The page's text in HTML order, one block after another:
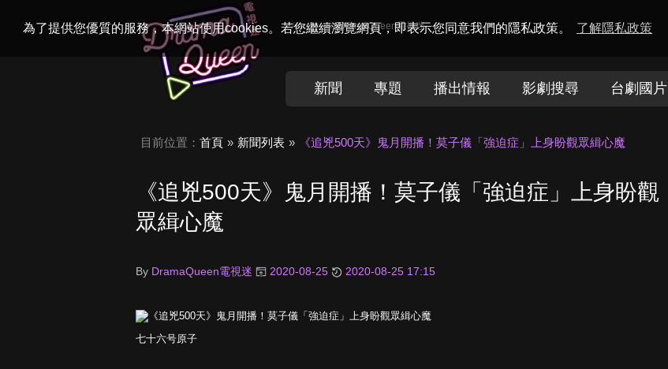
為了提供您優質的服務，本網站使用cookies。若您繼續瀏覽網頁，即表示您同意我們的隱私政策。 了解隱私政策
Welcome toDramaQueen電視迷
新聞 專題 播出情報 影劇搜尋 台劇國片
目前位置： 首頁 新聞列表 《追兇500天》鬼月開播！莫子儀「強迫症」上身盼觀眾緝心魔
《追兇500天》鬼月開播！莫子儀「強迫症」上身盼觀
眾緝心魔
By DramaQueen電視迷 2020-08-25 2020-08-25 17:15
七十六号原子